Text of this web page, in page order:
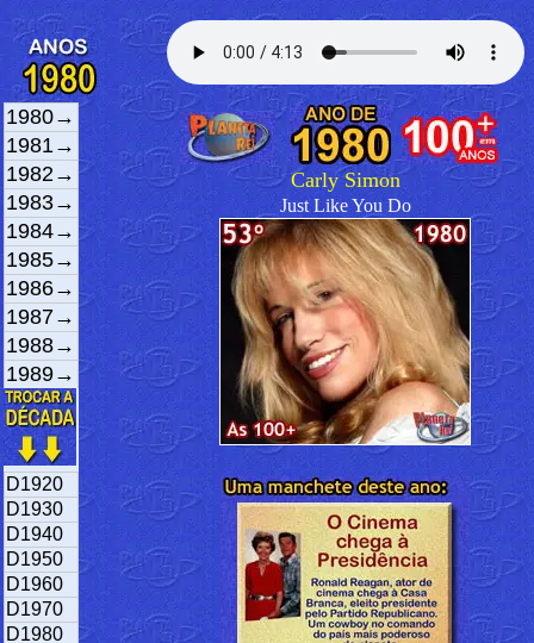
1980→
1981→
1982→
1983→
1984→
1985→
1986→
1987→
1988→
1989→
D1920
D1930
D1940
D1950
D1960
D1970
D1980
Carly Simon
Just Like You Do